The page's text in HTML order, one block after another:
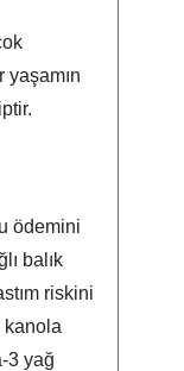
ödemini
balık
riskini
kanola
3 yağ